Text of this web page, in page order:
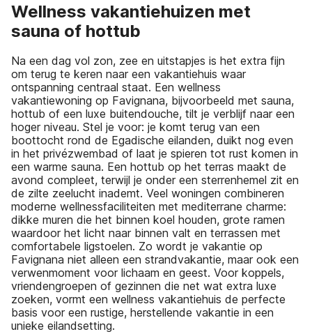
Wellness vakantiehuizen met
sauna of hottub
Na een dag vol zon, zee en uitstapjes is het extra fijn
om terug te keren naar een vakantiehuis waar
ontspanning centraal staat. Een wellness
vakantiewoning op Favignana, bijvoorbeeld met sauna,
hottub of een luxe buitendouche, tilt je verblijf naar een
hoger niveau. Stel je voor: je komt terug van een
boottocht rond de Egadische eilanden, duikt nog even
in het privézwembad of laat je spieren tot rust komen in
een warme sauna. Een hottub op het terras maakt de
avond compleet, terwijl je onder een sterrenhemel zit en
de zilte zeelucht inademt. Veel woningen combineren
moderne wellnessfaciliteiten met mediterrane charme:
dikke muren die het binnen koel houden, grote ramen
waardoor het licht naar binnen valt en terrassen met
comfortabele ligstoelen. Zo wordt je vakantie op
Favignana niet alleen een strandvakantie, maar ook een
verwenmoment voor lichaam en geest. Voor koppels,
vriendengroepen of gezinnen die net wat extra luxe
zoeken, vormt een wellness vakantiehuis de perfecte
basis voor een rustige, herstellende vakantie in een
unieke eilandsetting.